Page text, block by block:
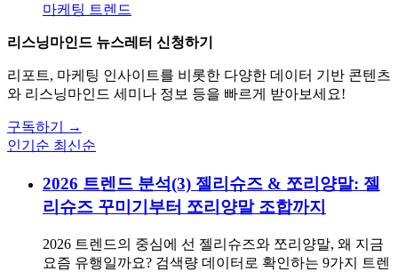
마케팅 트렌드
리스닝마인드 뉴스레터 신청하기
리포트, 마케팅 인사이트를 비롯한 다양한 데이터 기반 콘텐츠
와 리스닝마인드 세미나 정보 등을 빠르게 받아보세요!
구독하기 →
인기순 최신순
2026 트렌드 분석(3) 젤리슈즈 & 쪼리양말: 젤
리슈즈 꾸미기부터 쪼리양말 조합까지
2026 트렌드의 중심에 선 젤리슈즈와 쪼리양말, 왜 지금
요즘 유행일까요? 검색량 데이터로 확인하는 9가지 트렌